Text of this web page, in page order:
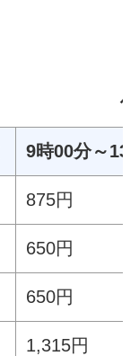
9時00分～13
875円
650円
650円
1,315円